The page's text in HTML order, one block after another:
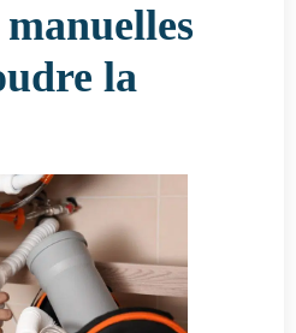
la